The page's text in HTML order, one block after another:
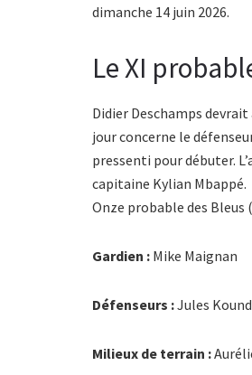
dimanche 14 juin 2026.
Le XI
Didier Deschamps
jour concerne le
pressenti pour débuter.
capitaine Kylian Mbappé.
Onze probable des Bleus
Gardien : Mike Maignan
Défenseurs :Jules
Milieux de terrain :